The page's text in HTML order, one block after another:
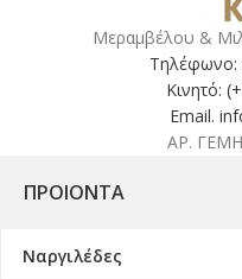
Μεραμβέλου &
Τηλέφωνο:
Κινητό:
Email.
ΑΡ.
ΠΡΟΙΌΝΤΑ
Ναργιλέδες